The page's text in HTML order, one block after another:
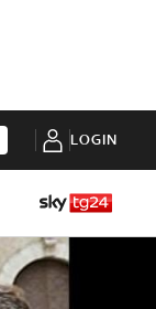
LOGIN